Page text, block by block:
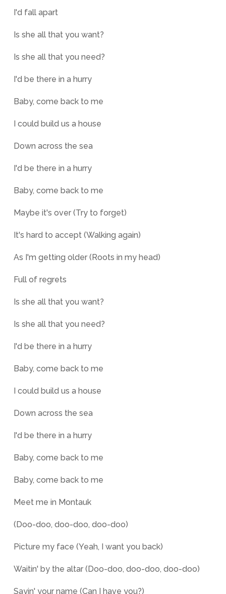
I'd fall apart
Is she all that you want?
Is she all that you need?
I'd be there in a hurry
Baby, come back to me
I could build us a house
Down across the sea
I'd be there in a hurry
Baby, come back to me
Maybe it's over (Try to forget)
It's hard to accept (Walking again)
As I'm getting older (Roots in my head)
Full of regrets
Is she all that you want?
Is she all that you need?
I'd be there in a hurry
Baby, come back to me
I could build us a house
Down across the sea
I'd be there in a hurry
Baby, come back to me
Baby, come back to me
Meet me in Montauk
(Doo-doo, doo-doo, doo-doo)
Picture my face (Yeah, I want you back)
Waitin' by the altar (Doo-doo, doo-doo, doo-doo)
Sayin' your name (Can I have you?)